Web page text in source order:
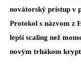
novátorský prístup v
Protokol s názvom z
lepší scaling než
novým trhákom